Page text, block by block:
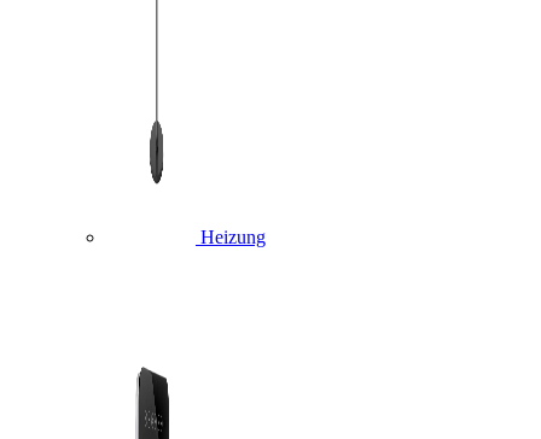
Heizung